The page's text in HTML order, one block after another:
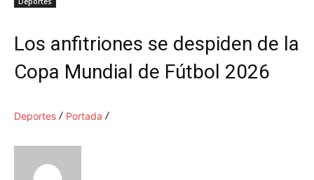
Los anfitriones se despiden de la
Copa Mundial de Fútbol 2026
Deportes Portada